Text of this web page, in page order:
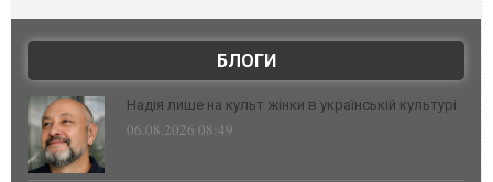
БЛОГИ
Надія лише на культ жінки в українській культурі
06.08.2026 08:49